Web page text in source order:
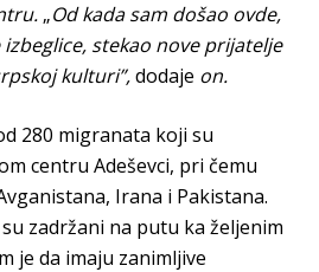
„Od kada sam došao ovde,
stekao nove prijatelje
kulturi”,dodaje on.
280 migranata koji su
centru Adeševci, pri čemu
Irana i Pakistana.
zadržani na putu ka željenim
je da imaju zanimljive